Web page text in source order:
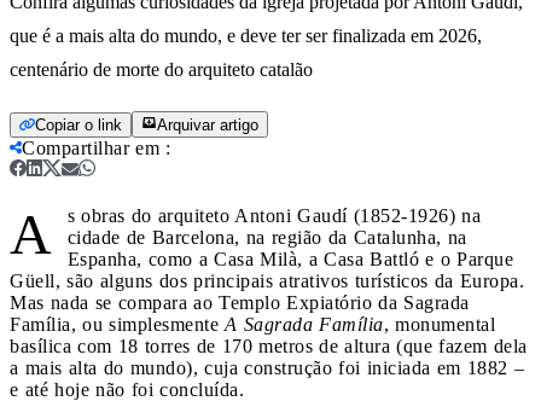
que é a mais alta do mundo, e deve ter ser finalizada em 2026,
centenário de morte do arquiteto catalão
Copiar o link Arquivar artigo
Compartilhar em :
A
s obras do arquiteto Antoni Gaudí (1852-1926) na
cidade de Barcelona, na região da Catalunha, na
Espanha, como a Casa Milà, a Casa Battló e o Parque
Güell, são alguns dos principais atrativos turísticos da Europa.
Mas nada se compara ao Templo Expiatório da Sagrada
Família, ou simplesmente A Sagrada Família, monumental
basílica com 18 torres de 170 metros de altura (que fazem dela
a mais alta do mundo), cuja construção foi iniciada em 1882 –
e até hoje não foi concluída.